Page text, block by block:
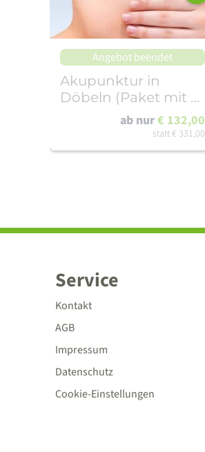
Angebot beendet
Akupunktur in
Döbeln (Paket mit 5
Behandlungen)
ab nur€ 132,00
statt€ 331,00
Service
Kontakt
AGB
Impressum
Datenschutz
Cookie-Einstellungen